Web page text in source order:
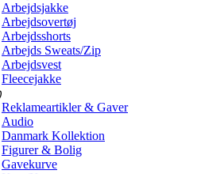
Arbejdsjakke
Arbejdsovertøj
Arbejdsshorts
Arbejds Sweats/Zip
Arbejdsvest
Fleecejakke
Reklameartikler & Gaver
Audio
Danmark Kollektion
Figurer & Bolig
Gavekurve